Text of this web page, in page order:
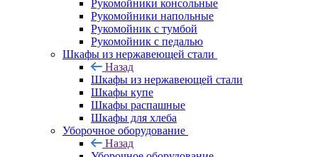
Рукомойники консольные
Рукомойники напольные
Рукомойник с тумбой
Рукомойник с педалью
Шкафы из нержавеющей стали
Назад
Шкафы из нержавеющей стали
Шкафы купе
Шкафы распашные
Шкафы для хлеба
Уборочное оборудование
Назад